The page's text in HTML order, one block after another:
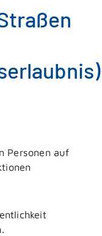
Personen auf